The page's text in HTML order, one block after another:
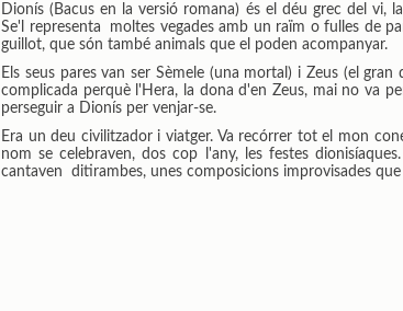
Dionís (Bacus en la versió romana) és el déu grec del vi,
Se'l representa moltes vegades amb un raïm o fulles de
guillot, que són també animals que el poden acompanyar.
Els seus pares van ser Sèmele (una mortal) i Zeus (el
complicada perquè l'Hera, la dona d'en Zeus, mai no va
perseguir a Dionís per venjar-se.
Era un deu civilitzador i viatger. Va recórrer tot el mon
nom se celebraven, dos cop l'any, les festes
cantaven ditirambes, unes composicions improvisades